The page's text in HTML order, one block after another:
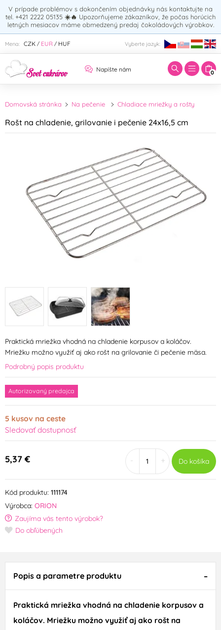
V prípade problémov s dokončením objednávky nás kontaktujte na
tel. +421 2222 05135 ☀️🔥 Upozorňujeme zákazníkov, že počas horúcich
letných mesiacov máme obmedzený predaj čokoládových výrobkov.
Mena: CZK / EUR / HUF Vyberte jazyk:
Napíšte nám 0
Zadajte hľadaný výraz:
Domovská stránka Na pečenie Chladiace mriežky a rošty
Rošt na chladenie, grilovanie i pečenie 24x16,5 cm
Praktická mriežka vhodná na chladenie korpusov a koláčov.
Mriežku možno využiť aj ako rošt na grilovanie či pečenie mäsa.
Podrobný popis produktu
Autorizovaný predajca
5 kusov na ceste
Sledovať dostupnosť
5,37 € + Do košíka
Kód produktu: 111174
Výrobca: ORION
Zaujíma vás tento výrobok?
Do obľúbených
Popis a parametre produktu
Praktická mriežka vhodná na chladenie korpusov a
koláčov. Mriežku možno využiť aj ako rošt na